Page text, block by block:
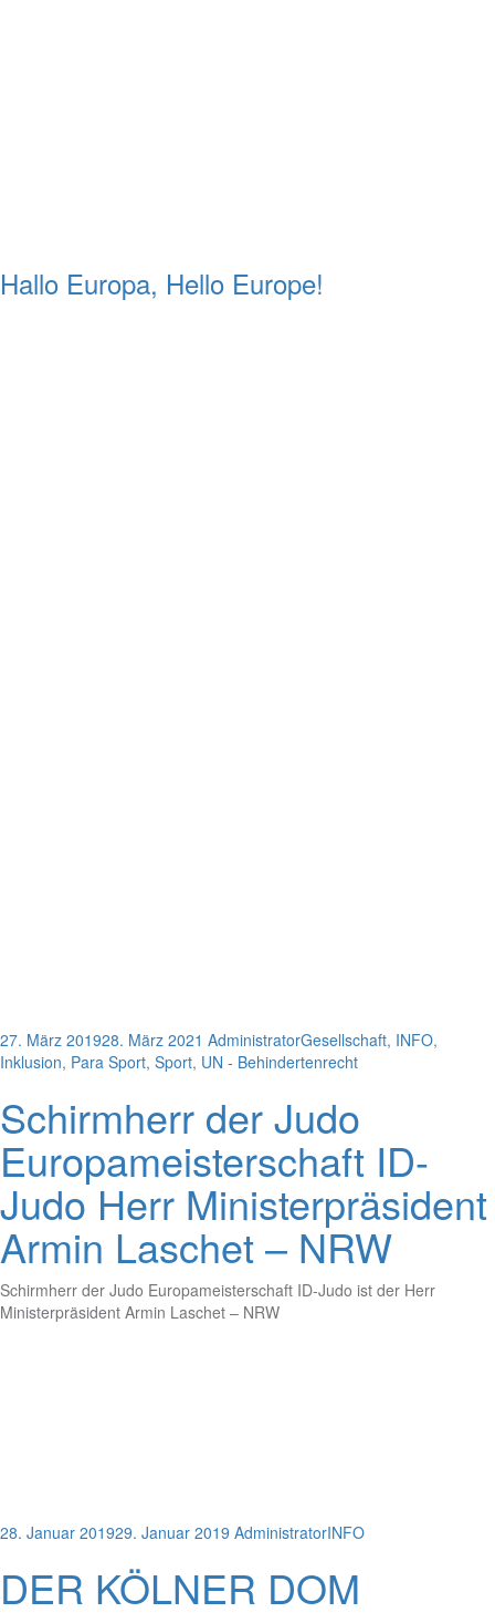
Hallo Europa, Hello Europe!
27. März 201928. März 2021 AdministratorGesellschaft, INFO,
Inklusion, Para Sport, Sport, UN - Behindertenrecht
Schirmherr der Judo
Europameisterschaft ID-
Judo Herr Ministerpräsident
Armin Laschet – NRW
Schirmherr der Judo Europameisterschaft ID-Judo ist der Herr
Ministerpräsident Armin Laschet – NRW
28. Januar 201929. Januar 2019 AdministratorINFO
DER KÖLNER DOM